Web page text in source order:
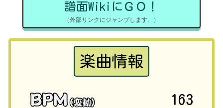
譜面WikiにＧＯ！
（外部リンクにジャンプします。）
楽曲情報
163